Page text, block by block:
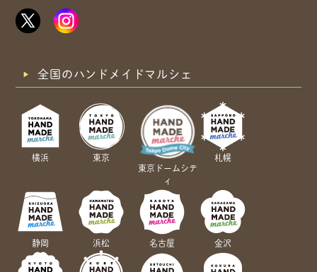
全国のハンドメイドマルシェ
横浜
東京
東京ドームシテ
ィ
札幌
静岡 浜松 名古屋 金沢